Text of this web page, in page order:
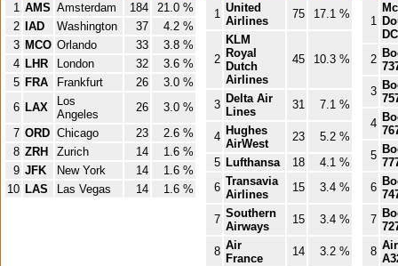
1 AMS Amsterdam 184
21.0 %
2
IAD Washington 37
4.2 %
3 MCO Orlando 33
3.8 %
4 LHR London 32
3.6 %
5 FRA Frankfurt 26
3.0 %
6 LAX
Los
Angeles
26
3.0 %
7 ORD Chicago 23
2.6 %
8 ZRH Zurich 14
1.6 %
9 JFK New York 14
1.6 %
10 LAS Las Vegas 14 1.6 %
1 United
Airlines
75 17.1 %
2
KLM
Royal
Dutch
Airlines
45 10.3 %
3 Delta Air
Lines
31 7.1 %
4 Hughes
AirWest
23
5.2 %
5 Lufthansa 18
4.1 %
6 Transavia
Airlines
15 3.4 %
7 Southern
Airways
15 3.4 %
8 Air
France
14 3.2 %
1
2
3
4
5
6
7
8